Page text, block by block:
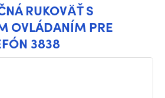
RUKOVÄŤ S
OVLÁDANÍM PRE
3838